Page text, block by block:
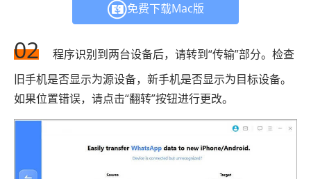
免费下载Mac版
02
程序识别到两台设备后，请转到“传输”部分。检查
旧手机是否显示为源设备，新手机是否显示为目标设备。
如果位置错误，请点击“翻转”按钮进行更改。